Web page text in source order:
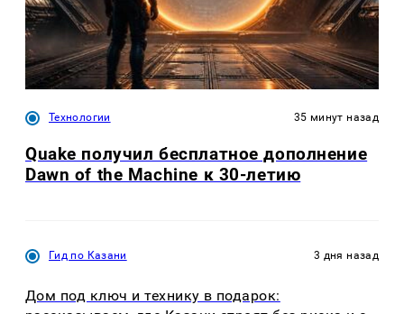
Технологии 35 минут назад
Quake получил бесплатное дополнение
Dawn of the Machine к 30-летию
Гид по Казани 3 дня назад
Дом под ключ и технику в подарок: